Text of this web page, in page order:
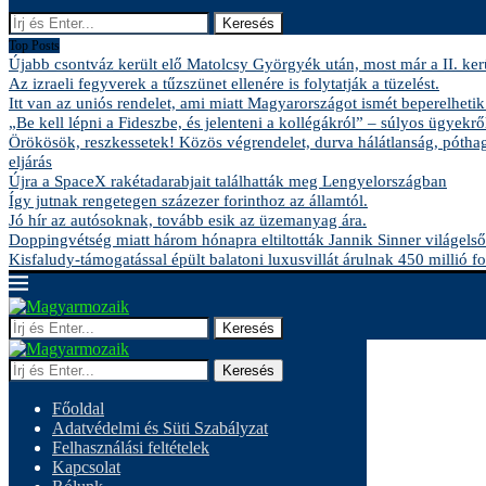
Keresés
Top Posts
Újabb csontváz került elő Matolcsy Györgyék után, most már a II.
Az izraeli fegyverek a tűzszünet ellenére is folytatják a tüzelést.
Itt van az uniós rendelet, ami miatt Magyarországot ismét
„Be kell lépni a Fideszbe, és jelenteni a kollégákról” – súlyos
Örökösök, reszkessetek! Közös végrendelet, durva hálátlanság,
eljárás
Újra a SpaceX rakétadarabjait találhatták meg Lengyelországban
Így jutnak rengetegen százezer forinthoz az államtól.
Jó hír az autósoknak, tovább esik az üzemanyag ára.
Doppingvétség miatt három hónapra eltiltották Jannik Sinner
Kisfaludy-támogatással épült balatoni luxusvillát árulnak 450 millió
Keresés
Keresés
Főoldal
Adatvédelmi és Süti Szabályzat
Felhasználási feltételek
Kapcsolat